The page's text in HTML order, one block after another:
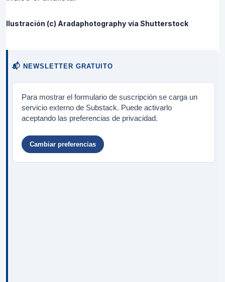
Ilustración (c) Aradaphotography vía Shutterstock
📬 NEWSLETTER GRATUITO
Para mostrar el formulario de suscripción se carga un
servicio externo de Substack. Puede activarlo
aceptando las preferencias de privacidad.
Cambiar preferencias